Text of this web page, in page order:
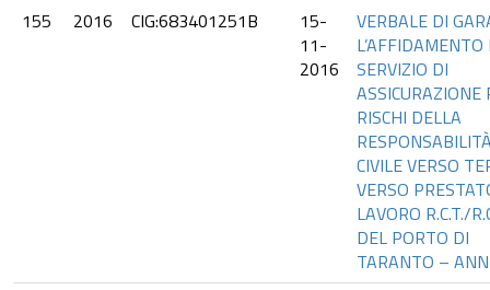
155
2016 CIG:683401251B
15-
11-
2016
VERBALE DI
L’AFFIDAMENTO
SERVIZIO DI
ASSICURAZIONE
RISCHI DELLA
CIVILE VERSO
VERSO
LAVORO R.C.T./
DEL PORTO DI
TARANTO –